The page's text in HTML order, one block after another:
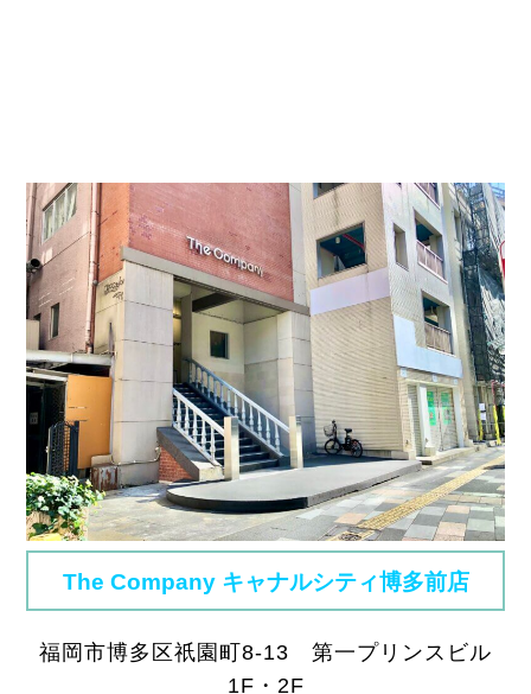
The Company キャナルシティ博多前店
福岡市博多区祇園町8-13 第一プリンスビル
1F・2F